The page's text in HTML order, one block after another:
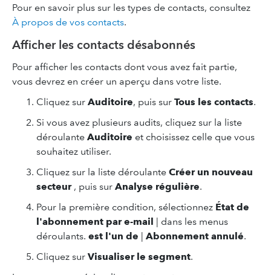
Pour en savoir plus sur les types de contacts, consultez
À propos de vos contacts.
Afficher les contacts désabonnés
Pour afficher les contacts dont vous avez fait partie,
vous devrez en créer un aperçu dans votre liste.
Cliquez sur Auditoire, puis sur Tous les contacts.
Si vous avez plusieurs audits, cliquez sur la liste
déroulante Auditoire et choisissez celle que vous
souhaitez utiliser.
Cliquez sur la liste déroulante Créer un nouveau
secteur, puis sur Analyse régulière.
Pour la première condition, sélectionnez État de
l'abonnement par e-mail | dans les menus
déroulants. est l'un de | Abonnement annulé.
Cliquez sur Visualiser le segment.